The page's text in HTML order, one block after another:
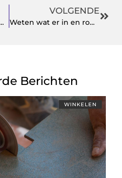
bezig blijven? Zo doet u dat!
VOLGENDE
Weten wat er in en rondom uw woning plaatsvindt?
Berichten
WINKELEN